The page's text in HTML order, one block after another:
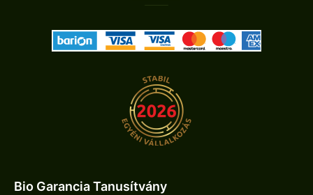
Bio Garancia Tanusítvány